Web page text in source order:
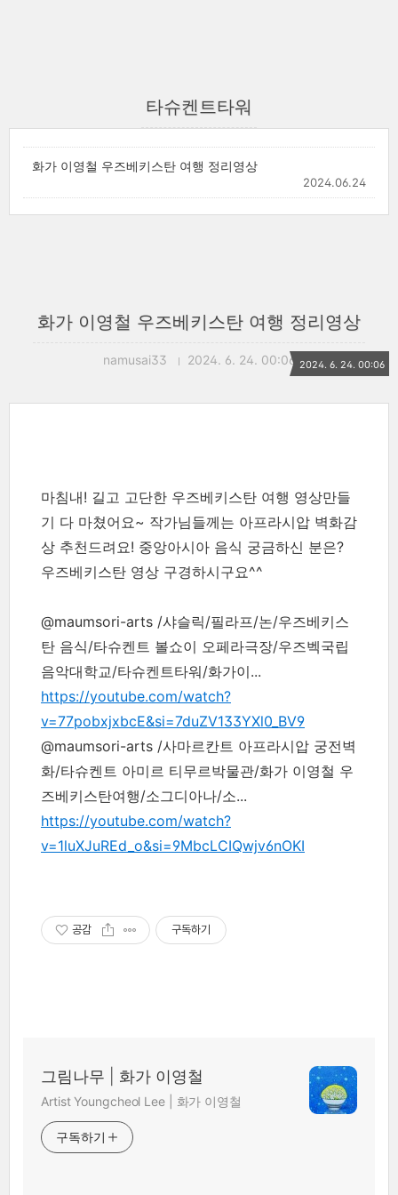
타슈켄트타워
화가 이영철 우즈베키스탄 여행 정리영상
2024.06.24
화가 이영철 우즈베키스탄 여행 정리영상
namusai33 2024. 6. 24. 00:06 2024. 6. 24. 00:06
마침내! 길고 고단한 우즈베키스탄 여행 영상만들
기 다 마쳤어요~ 작가님들께는 아프라시압 벽화감
상 추천드려요! 중앙아시아 음식 궁금하신 분은?
우즈베키스탄 영상 구경하시구요^^
@maumsori-arts /샤슬릭/필라프/논/우즈베키스
탄 음식/타슈켄트 볼쇼이 오페라극장/우즈벡국립
음악대학교/타슈켄트타워/화가이...
https://youtube.com/watch?
v=77pobxjxbcE&si=7duZV133YXl0_BV9
@maumsori-arts /사마르칸트 아프라시압 궁전벽
화/타슈켄트 아미르 티무르박물관/화가 이영철 우
즈베키스탄여행/소그디아나/소...
https://youtube.com/watch?
v=1luXJuREd_o&si=9MbcLCIQwjv6nOKI
공감 구독하기
그림나무 | 화가 이영철
Artist Youngcheol Lee | 화가 이영철
구독하기